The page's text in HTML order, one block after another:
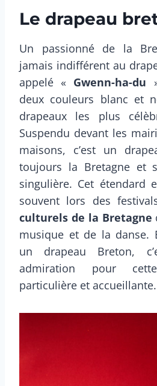
Le drapeau
Un passionné de la
jamais indifférent au
appelé « Gwenn-ha-du
deux couleurs blanc et
drapeaux les plus
Suspendu devant les
maisons, c’est un
toujours la Bretagne et
singulière. Cet étendard
souvent lors des
culturels de la Bretagne
musique et de la danse.
un drapeau Breton,
admiration pour
particulière et accueillante.